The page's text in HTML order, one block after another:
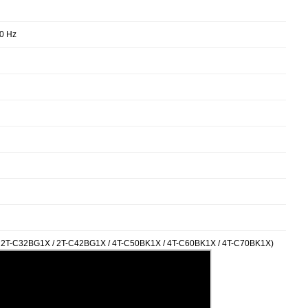
Hz
C32BG1X / 2T-C42BG1X / 4T-C50BK1X / 4T-C60BK1X / 4T-C70BK1X)